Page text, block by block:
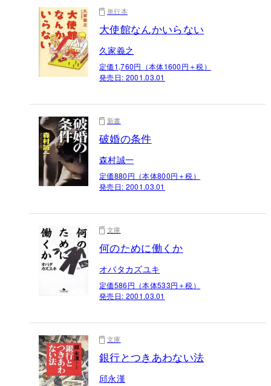
単行本
大使館なんかいらない
久家義之
定価1,760円（本体1600円＋税）
発売日: 2001.03.01
新書
破婚の条件
森村誠一
定価880円（本体800円＋税）
発売日: 2001.03.01
文庫
何のために働くか
オバタカズユキ
定価586円（本体533円＋税）
発売日: 2001.03.01
文庫
銀行とつきあわない法
邱永漢